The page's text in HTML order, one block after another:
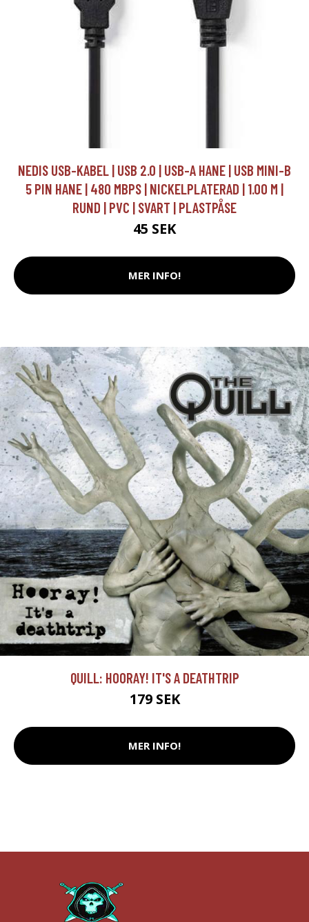
NEDIS USB-KABEL | USB 2.0 | USB-A HANE | USB MINI-B
5 PIN HANE | 480 MBPS | NICKELPLATERAD | 1.00 M |
RUND | PVC | SVART | PLASTPÅSE
45 SEK
MER INFO!
QUILL: HOORAY! IT'S A DEATHTRIP
179 SEK
MER INFO!